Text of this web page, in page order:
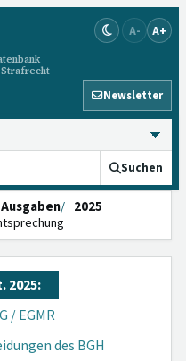
A- A+
Newsletter
Suchen
Ausgaben
2025
2025:
/ EGMR
des BGH